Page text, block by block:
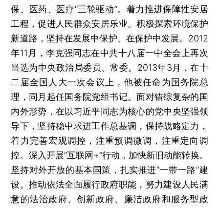
保、医药、医疗“三轮驱动”。着力推进保障性安居
工程，促进人民群众安居乐业。积极探索环境保护
新道路，坚持在发展中保护、在保护中发展。2012
年11月，李克强同志在中共十八届一中全会上再次
当选为中央政治局委员、常委。2013年3月，在十
二届全国人大一次会议上，他被任命为国务院总
理，同月起任国务院党组书记。面对错综复杂的国
内外形势，在以习近平同志为核心的党中央坚强领
导下，坚持稳中求进工作总基调，保持战略定力，
着力完善宏观调控，注重预调微调，注重定向调
控。深入开展“互联网+”行动，加快新旧动能转换。
坚持对外开放的基本国策，扎实推进“一带一路”建
设。推动依法全面履行政府职能，努力建设人民满
意的法治政府、创新政府、廉洁政府和服务型政